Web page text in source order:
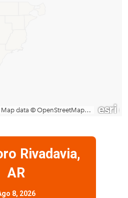
Rivadavia,
AR
8, 2026